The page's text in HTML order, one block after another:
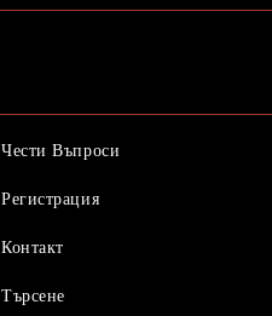
Чести Въпроси
Регистрация
Контакт
Търсене